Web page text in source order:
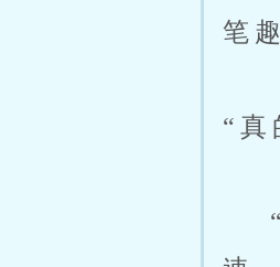
笔
“真
“